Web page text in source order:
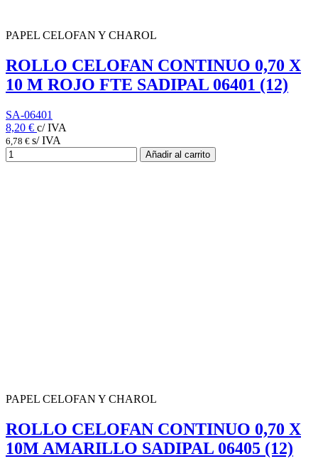
PAPEL CELOFAN Y CHAROL
ROLLO CELOFAN CONTINUO 0,70 X
10 M ROJO FTE SADIPAL 06401 (12)
SA-06401
8,20 € c/ IVA
6,78 € s/ IVA
Añadir al carrito
PAPEL CELOFAN Y CHAROL
ROLLO CELOFAN CONTINUO 0,70 X
10M AMARILLO SADIPAL 06405 (12)